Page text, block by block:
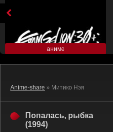
аниме
Anime-share » Митико Нэя
Попалась, рыбка
(1994)